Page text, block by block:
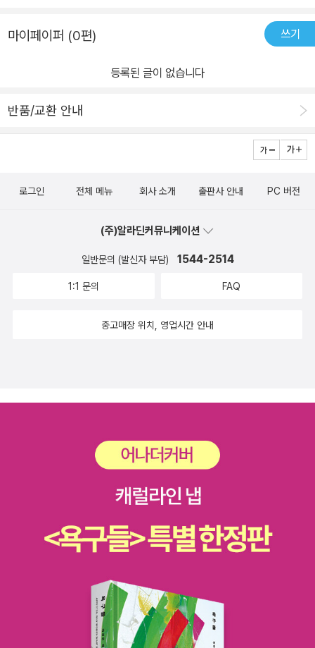
마이페이퍼 (0편) 쓰기
등록된 글이 없습니다
반품/교환 안내
로그인 전체 메뉴 회사 소개 출판사 안내 PC 버전
(주)알라딘커뮤니케이션
일반문의 (발신자 부담) 1544-2514
1:1 문의 FAQ
중고매장 위치, 영업시간 안내